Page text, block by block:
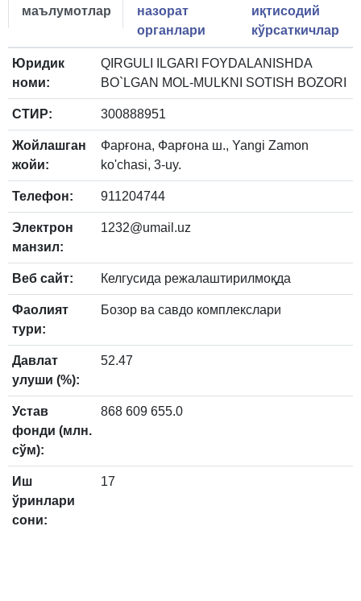
маълумотлар
назорат
органлари
иқтисодий
кўрсаткичлар
Юридик
номи:
QIRGULI ILGARI FOYDALANISHDA
BO`LGAN MOL-MULKNI SOTISH BOZORI
СТИР: 300888951
Жойлашган
жойи:
Фарғона, Фарғона ш., Yangi Zamon
ko'chasi, 3-uy.
Телефон: 911204744
Электрон
манзил:
1232@umail.uz
Веб сайт: Келгусида режалаштирилмоқда
Фаолият
тури:
Бозор ва савдо комплекслари
Давлат
улуши (%):
52.47
Устав
фонди (млн.
сўм):
868 609 655.0
Иш
ўринлари
сони:
17